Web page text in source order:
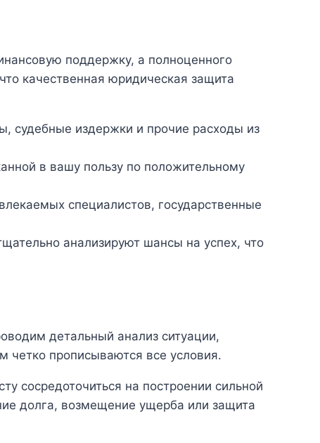
поддержку, а полноценного
качественная юридическая защита
судебные издержки и прочие расходы из
в вашу пользу по положительному
специалистов, государственные
анализируют шансы на успех, что
детальный анализ ситуации,
прописываются все условия.
сосредоточиться на построении сильной
долга, возмещение ущерба или защита